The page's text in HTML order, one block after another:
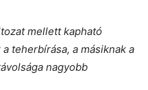
mellett kapható
teherbírása, a másiknak a
nagyobb